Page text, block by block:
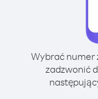
Wybrać numer
zadzwonić